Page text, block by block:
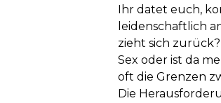
Ihr datet euch,
leidenschaftlich
zieht sich
Sex oder ist da
oft die Grenzen
Die